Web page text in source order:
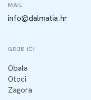
MAIL
info@dalmatia.hr
GDJE IĆI
Obala
Otoci
Zagora